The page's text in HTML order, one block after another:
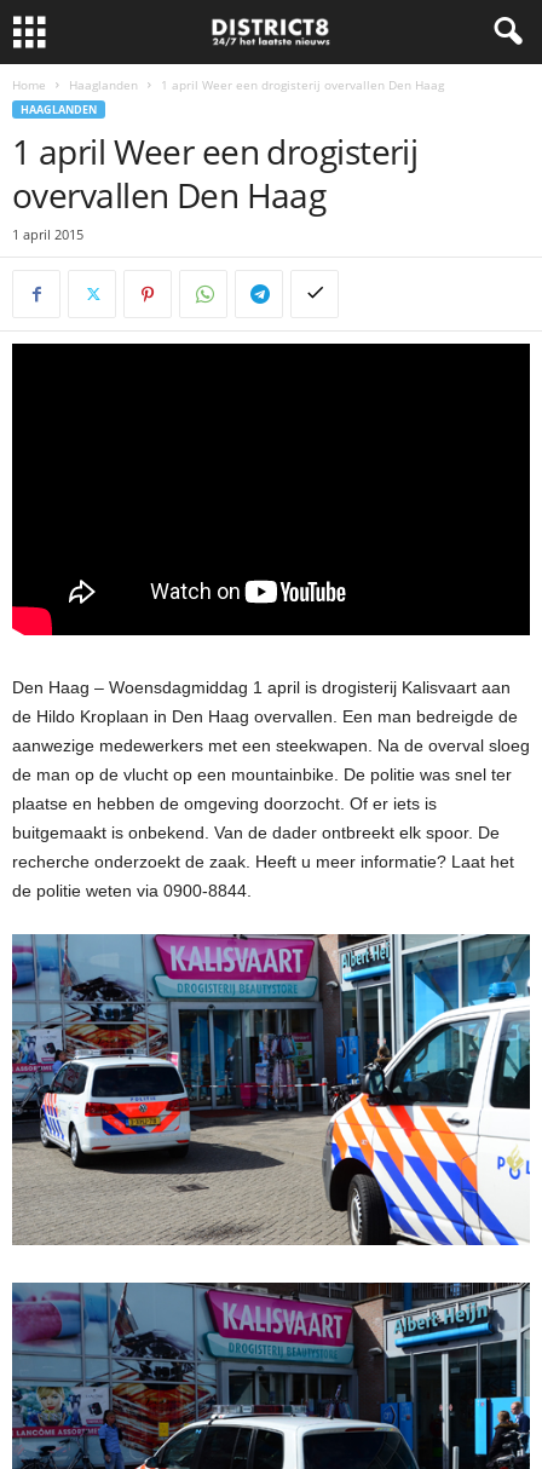
Home Haaglanden 1 april Weer een drogisterij overvallen Den Haag
HAAGLANDEN
1 april Weer een drogisterij
overvallen Den Haag
1 april 2015
Den Haag – Woensdagmiddag 1 april is drogisterij Kalisvaart aan
de Hildo Kroplaan in Den Haag overvallen. Een man bedreigde de
aanwezige medewerkers met een steekwapen. Na de overval sloeg
de man op de vlucht op een mountainbike. De politie was snel ter
plaatse en hebben de omgeving doorzocht. Of er iets is
buitgemaakt is onbekend. Van de dader ontbreekt elk spoor. De
recherche onderzoekt de zaak. Heeft u meer informatie? Laat het
de politie weten via 0900-8844.